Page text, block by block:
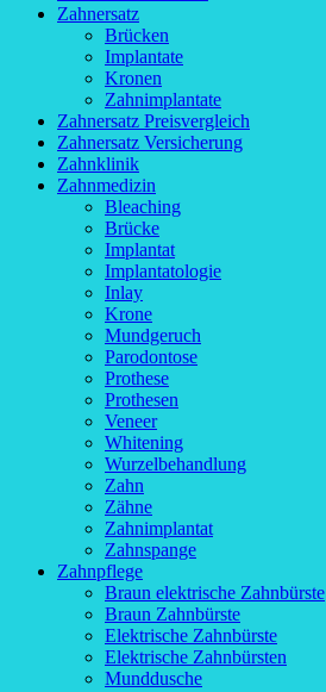
Zahnersatz
Brücken
Implantate
Kronen
Zahnimplantate
Zahnersatz Preisvergleich
Zahnersatz Versicherung
Zahnklinik
Zahnmedizin
Bleaching
Brücke
Implantat
Implantatologie
Inlay
Krone
Mundgeruch
Parodontose
Prothese
Prothesen
Veneer
Whitening
Wurzelbehandlung
Zahn
Zähne
Zahnimplantat
Zahnspange
Zahnpflege
Braun elektrische Zahnbürste
Braun Zahnbürste
Elektrische Zahnbürste
Elektrische Zahnbürsten
Munddusche